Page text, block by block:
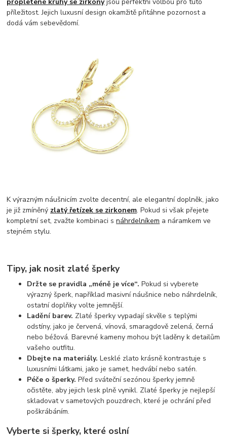
příležitost. Jejich luxusní design okamžitě přitáhne pozornost a
dodá vám sebevědomí.
K výrazným náušnicím zvolte decentní, ale elegantní doplněk, jako
je již zmíněný zlatý řetízek se zirkonem. Pokud si však přejete
kompletní set, zvažte kombinaci snáhrdelníkem a náramkem ve
stejném stylu.
Tipy, jak nosit zlaté šperky
Držte se pravidla „méně je více“. Pokud si vyberete
výrazný šperk, například masivní náušnice nebo náhrdelník,
ostatní doplňky volte jemnější.
Ladění barev. Zlaté šperky vypadají skvěle s teplými
odstíny, jako je červená, vínová, smaragdově zelená, černá
nebo béžová. Barevné kameny mohou být laděny k detailům
vašeho outfitu.
Dbejte na materiály. Lesklé zlato krásně kontrastuje s
luxusními látkami, jako je samet, hedvábí nebo satén.
Péče o šperky. Před sváteční sezónou šperky jemně
očistěte, aby jejich lesk plně vynikl. Zlaté šperky je nejlepší
skladovat v sametových pouzdrech, které je ochrání před
poškrábáním.
Vyberte si šperky, které oslní